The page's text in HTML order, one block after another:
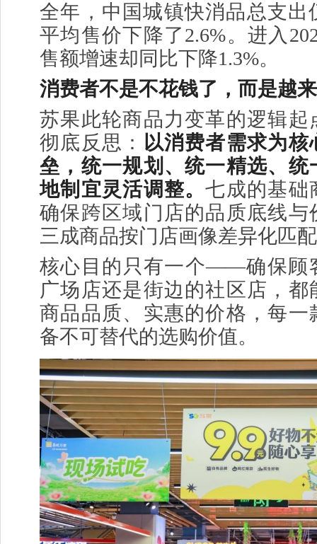
全年，中国城镇快消品总支出
平均售价下降了2.6%。进入
售额增速却同比下降1.3%。
消费者不是不花钱了，而是越
苏果此轮商品力变革的逻辑起
彻底反思： 以消费者需求为核
垒，统一规划、统一精选、统
地制宜灵活调整。七成的基础
确保跨区域门店的品质底线与
三成商品按门店画像差异化匹
核心目的只有一个——确保顾
广场店还是街边的社区店，都
商品品质、实惠的价格，每一
备不可替代的选购价值。